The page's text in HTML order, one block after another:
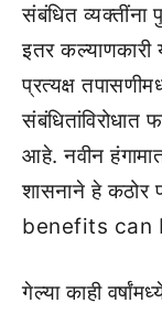
संबंधित व्यक्तींना
इतर कल्याणकारी
प्रत्यक्ष
आहे. नवीन
शासनाने हे
benefits can
गेल्या काही